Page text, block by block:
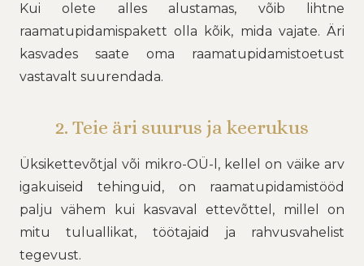
Kui olete alles alustamas, võib lihtne
raamatupidamispakett olla kõik, mida vajate. Äri
kasvades saate oma raamatupidamistoetust
vastavalt suurendada.
2. Teie äri suurus ja keerukus
Üksikettevõtjal või mikro-OÜ-l, kellel on väike arv
igakuiseid tehinguid, on raamatupidamistööd
palju vähem kui kasvaval ettevõttel, millel on
mitu tuluallikat, töötajaid ja rahvusvahelist
tegevust.